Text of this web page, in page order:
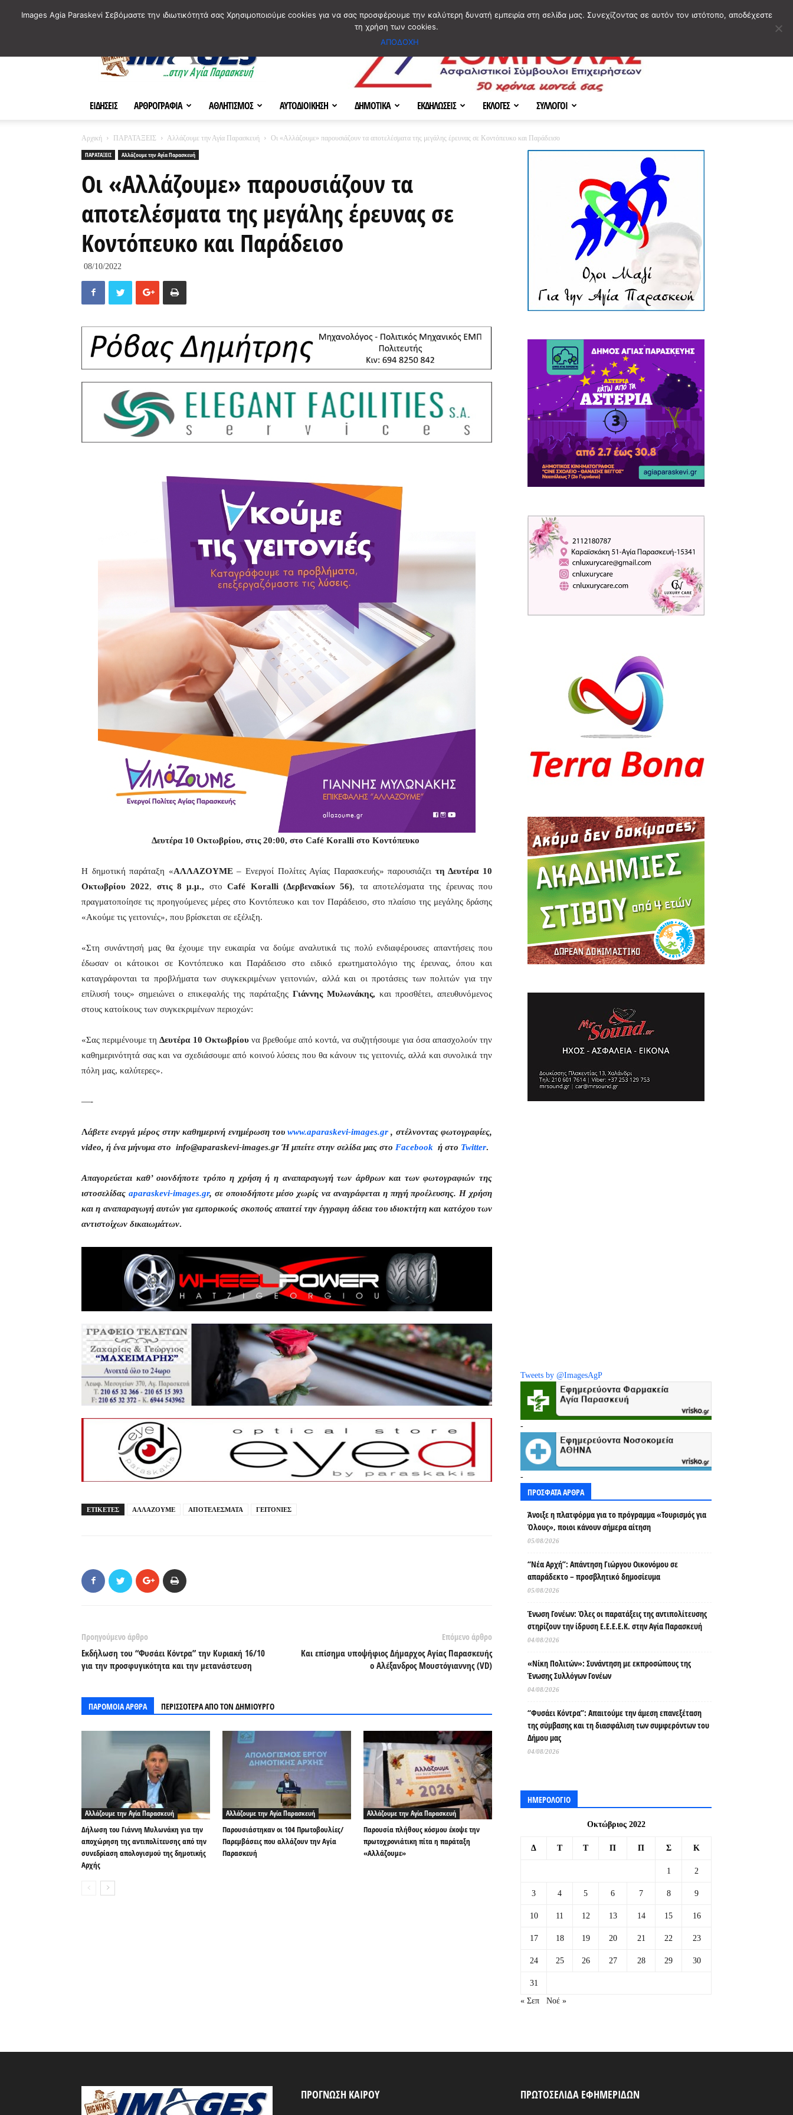
ΕΙΔΗΣΕΙΣ ΑΡΘΡΟΓΡΑΦΙΑ ΑΘΛΗΤΙΣΜΟΣ ΑΥΤΟΔΙΟΙΚΗΣΗ ΔΗΜΟΤΙΚΑ ΕΚΔΗΛΩΣΕΙΣ ΕΚΛΟΓΕΣ ΣΥΛΛΟΓΟΙ
Αρχική ΠΑΡΑΤΑΞΕΙΣ Αλλάζουμε την Αγία Παρασκευή
Οι «Αλλάζουμε» παρουσιάζουν τα αποτελέσματα της μεγάλης έρευνας σε Κοντόπευκο και Παράδεισο
ΠΑΡΑΤΑΞΕΙΣ
Αλλάζουμε την Αγία Παρασκευή
Οι «Αλλάζουμε» παρουσιάζουν τα
αποτελέσματα της μεγάλης έρευνας σε
Κοντόπευκο και Παράδεισο
08/10/2022
Δευτέρα 10 Οκτωβρίου, στις 20:00, στο Café Koralli στο Κοντόπευκο
H δημοτική παράταξη «ΑΛΛΑΖΟΥΜΕ– Ενεργοί Πολίτες Αγίας Παρασκευής» παρουσιάζει τη Δευτέρα 10
Οκτωβρίου 2022, στις 8 μ.μ., στοCafé Koralli (Δερβενακίων 56), τα αποτελέσματα της έρευνας που
πραγματοποίησε τις προηγούμενες μέρες στο Κοντόπευκο και τον Παράδεισο, στο πλαίσιο της μεγάλης δράσης
«Ακούμε τις γειτονιές», που βρίσκεται σε εξέλιξη.
«Στη συνάντησή μας θα έχουμε την ευκαιρία να δούμε αναλυτικά τις πολύ ενδιαφέρουσες απαντήσεις που
έδωσαν οι κάτοικοι σε Κοντόπευκο και Παράδεισο στο ειδικό ερωτηματολόγιο της έρευνας, όπου και
καταγράφονται τα προβλήματα των συγκεκριμένων γειτονιών, αλλά και οι προτάσεις των πολιτών για την
επίλυσή τους» σημειώνει ο επικεφαλής της παράταξης Γιάννης Μυλωνάκης, και προσθέτει, απευθυνόμενος
στους κατοίκους των συγκεκριμένων περιοχών:
«Σας περιμένουμε τηΔευτέρα 10 Οκτωβρίου να βρεθούμε από κοντά, να συζητήσουμε για όσα απασχολούν την
καθημερινότητά σας και να σχεδιάσουμε από κοινού λύσεις που θα κάνουν τις γειτονιές, αλλά και συνολικά την
πόλη μας, καλύτερες».
—-
Λάβετε ενεργά μέρος στην καθημερινή ενημέρωση τουwww.aparaskevi-images.gr , στέλνοντας φωτογραφίες,
video, ή ένα μήνυμα στο info@aparaskevi-images.gr Ή μπείτε στην σελίδα μας στο Facebook ή στο Twitter.
Απαγορεύεται καθ’ οιονδήποτε τρόπο η χρήση ή η αναπαραγωγή των άρθρων και των φωτογραφιών της
ιστοσελίδας aparaskevi-images.gr, σε οποιοδήποτε μέσο χωρίς να αναγράφεται η πηγή προέλευσης. Η χρήση
και η αναπαραγωγή αυτών για εμπορικούς σκοπούς απαιτεί την έγγραφη άδεια του ιδιοκτήτη και κατόχου των
αντιστοίχων δικαιωμάτων.
ΕΤΙΚΕΤΕΣ ΑΛΛΑΖΟΥΜΕ ΑΠΟΤΕΛΕΣΜΑΤΑ ΓΕΙΤΟΝΙΕΣ
Προηγούμενο άρθρο
Εκδήλωση του “Φυσάει Κόντρα” την Κυριακή 16/10
για την προσφυγικότητα και την μετανάστευση
Επόμενο άρθρο
Και επίσημα υποψήφιος Δήμαρχος Αγίας Παρασκευής
ο Αλέξανδρος Μουστόγιαννης (VD)
ΠΑΡΟΜΟΙΑ ΑΡΘΡΑ ΠΕΡΙΣΣΟΤΕΡΑ ΑΠΟ ΤΟΝ ΔΗΜΙΟΥΡΓΟ
Αλλάζουμε την Αγία Παρασκευή
Δήλωση του Γιάννη Μυλωνάκη για την
αποχώρηση της αντιπολίτευσης από την
συνεδρίαση απολογισμού της δημοτικής
Αρχής
Αλλάζουμε την Αγία Παρασκευή
Παρουσιάστηκαν οι 104 Πρωτοβουλίες/
Παρεμβάσεις που αλλάζουν την Αγία
Παρασκευή
Αλλάζουμε την Αγία Παρασκευή
Παρουσία πλήθους κόσμου έκοψε την
πρωτοχρονιάτικη πίτα η παράταξη
«Αλλάζουμε»
Tweets by @ImagesAgP
-
-
ΠΡΟΣΦΑΤΑ ΑΡΘΡΑ
Άνοιξε η πλατφόρμα για το πρόγραμμα «Τουρισμός για
Όλους», ποιοι κάνουν σήμερα αίτηση
05/08/2026
“Νέα Αρχή”: Απάντηση Γιώργου Οικονόμου σε
απαράδεκτο – προσβλητικό δημοσίευμα
05/08/2026
Ένωση Γονέων: Όλες οι παρατάξεις της αντιπολίτευσης
στηρίζουν την ίδρυση Ε.Ε.Ε.Ε.Κ. στην Αγία Παρασκευή
04/08/2026
«Νίκη Πολιτών»: Συνάντηση με εκπροσώπους της
Ένωσης Συλλόγων Γονέων
04/08/2026
“Φυσάει Κόντρα”: Απαιτούμε την άμεση επανεξέταση
της σύμβασης και τη διασφάλιση των συμφερόντων του
Δήμου μας
04/08/2026
ΗΜΕΡΟΛΟΓΙΟ
Οκτώβριος 2022
Δ Τ Τ Π Π Σ Κ
1 2
3 4 5 6 7 8 9
10 11 12 13 14 15 16
17 18 19 20 21 22 23
24 25 26 27 28 29 30
31
« Σεπ
Νοέ »
ΠΡΟΓΝΩΣΗ ΚΑΙΡΟΥ ΠΡΩΤΟΣΕΛΙΔΑ ΕΦΗΜΕΡΙΔΩΝ
Images Agia Paraskevi Σεβόμαστε την ιδιωτικότητά σας Χρησιμοποιούμε cookies για να σας προσφέρουμε την καλύτερη δυνατή εμπειρία στη σελίδα μας. Συνεχίζοντας σε αυτόν τον ιστότοπο, αποδέχεστε
τη χρήση των cookies.
ΑΠΟΔΟΧΗ